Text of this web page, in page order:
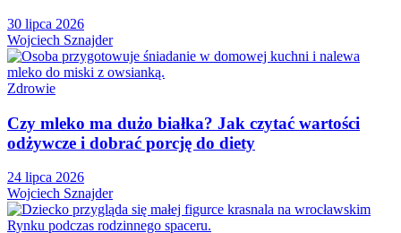
30 lipca 2026
Wojciech Sznajder
Zdrowie
Czy mleko ma dużo białka? Jak czytać wartości
odżywcze i dobrać porcję do diety
24 lipca 2026
Wojciech Sznajder